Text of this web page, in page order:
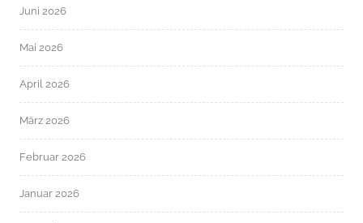
Juni 2026
Mai 2026
April 2026
März 2026
Februar 2026
Januar 2026